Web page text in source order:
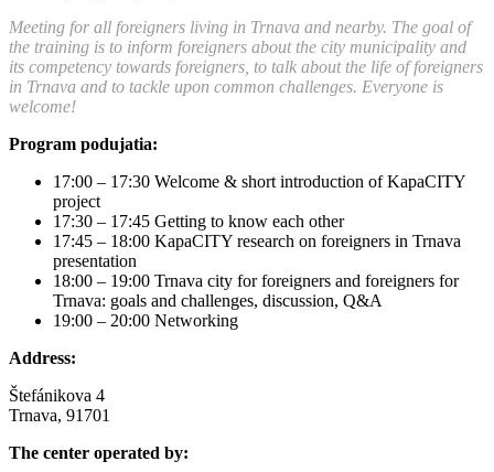
Meeting for all foreigners living in Trnava and nearby. The goal of
the training is to inform foreigners about the city municipality and
its competency towards foreigners, to talk about the life of foreigners
in Trnava and to tackle upon common challenges. Everyone is
welcome!
Program podujatia:
17:00 – 17:30 Welcome & short introduction of KapaCITY
project
17:30 – 17:45 Getting to know each other
17:45 – 18:00 KapaCITY research on foreigners in Trnava
presentation
18:00 – 19:00 Trnava city for foreigners and foreigners for
Trnava: goals and challenges, discussion, Q&A
19:00 – 20:00 Networking
Address:
Štefánikova 4
Trnava, 91701
The center operated by: